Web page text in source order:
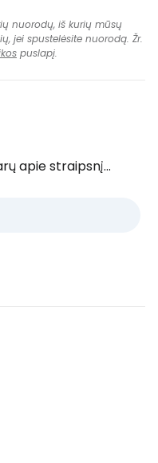
nuorodų, iš kurių mūsų
jei spustelėsite nuorodą. Žr.
puslapį.
apie straipsnį...